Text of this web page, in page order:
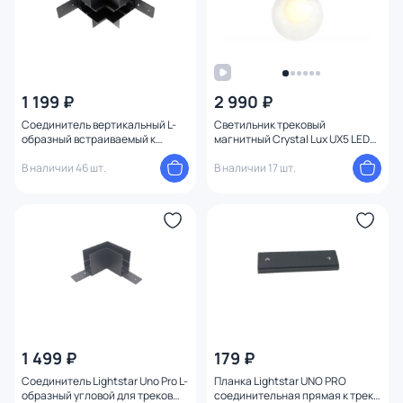
1 199 ₽
Соединитель вертикальный L-
образный встраиваемый к
509227(P)/509237P Lightstar Uno
Pro 509257P
В наличии 46 шт.
2 990 ₽
Светильник трековый
магнитный Crystal Lux UX5 LED
В наличии 17 шт.
1 499 ₽
Соединитель Lightstar Uno Pro L-
образный угловой для треков
179 ₽
Планка Lightstar UNO PRO
соединительная прямая к треку